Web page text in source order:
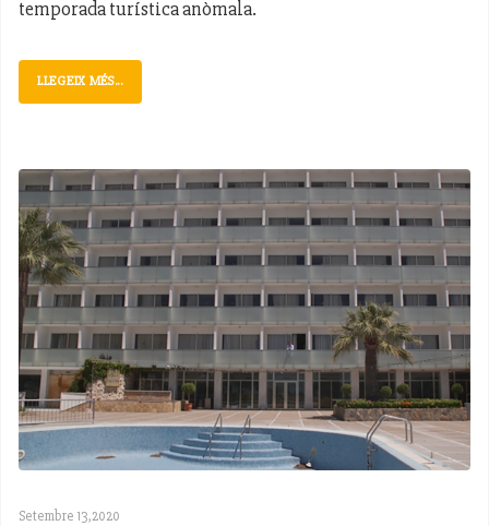
temporada turística anòmala.
LLEGEIX MÉS...
Setembre 13,2020